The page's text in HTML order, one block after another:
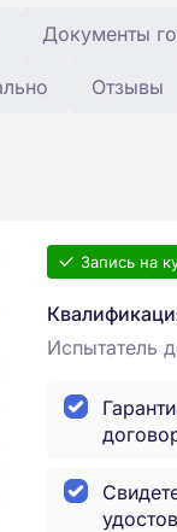
Документы
Отзывы
Запись на
Испытатель